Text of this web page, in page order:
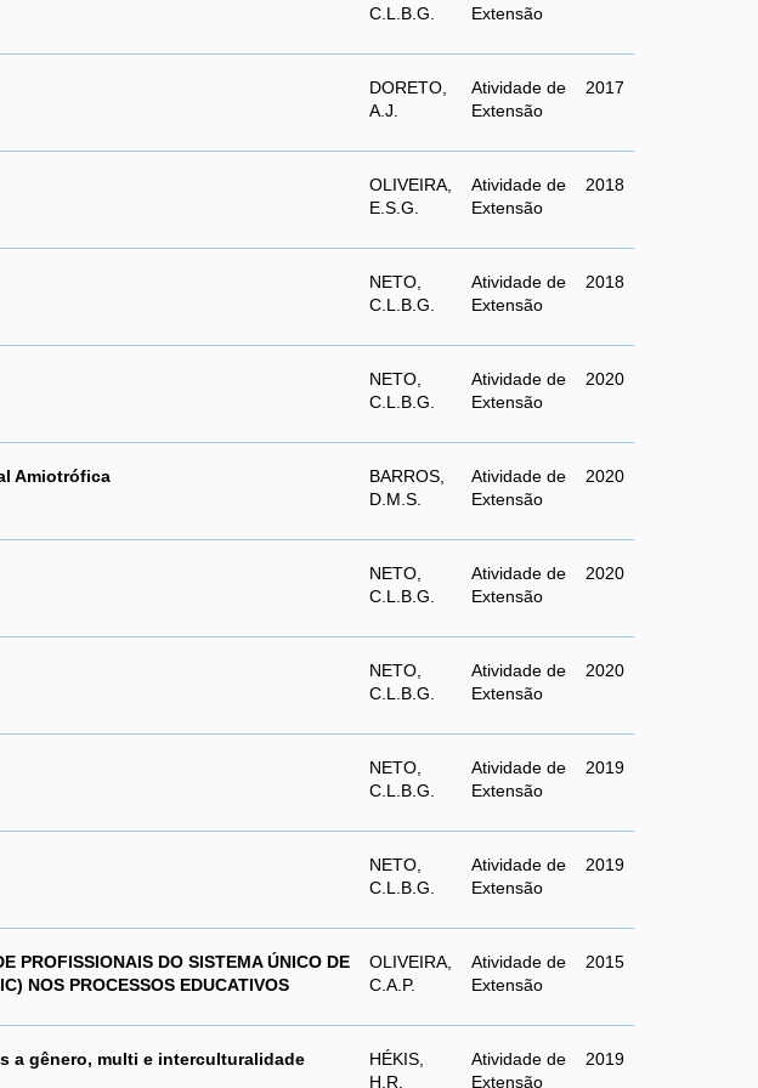
C.L.B.G.
Extensão
DORETO,
A.J.
Atividade de
Extensão
2017
OLIVEIRA,
E.S.G.
Atividade de
Extensão
2018
NETO,
C.L.B.G.
Atividade de
Extensão
2018
NETO,
C.L.B.G.
Atividade de
Extensão
2020
Amiotrófica
BARROS,
D.M.S.
Atividade de
Extensão
2020
NETO,
C.L.B.G.
Atividade de
Extensão
2020
NETO,
C.L.B.G.
Atividade de
Extensão
2020
NETO,
C.L.B.G.
Atividade de
Extensão
2019
NETO,
C.L.B.G.
Atividade de
Extensão
2019
PROFISSIONAIS DO SISTEMA ÚNICO DE
NOS PROCESSOS EDUCATIVOS
OLIVEIRA,
C.A.P.
Atividade de
Extensão
2015
a gênero, multi e interculturalidade
HÉKIS,
H.R.
Atividade de
Extensão
2019